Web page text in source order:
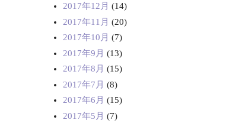
2017年12月 (14)
2017年11月 (20)
2017年10月 (7)
2017年9月 (13)
2017年8月 (15)
2017年7月 (8)
2017年6月 (15)
2017年5月 (7)